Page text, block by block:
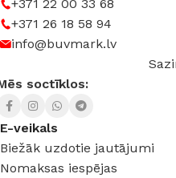
SPRIEGUMS AC:230 V
+371 22 00 33 68
+371 26 18 58 94
info@buvmark.lv
soctīklos:
E-veikals
Biežāk uzdotie jautājumi
Nomaksas iespējas